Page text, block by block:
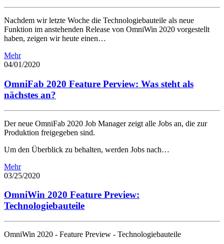
Nachdem wir letzte Woche die Technologiebauteile als neue
Funktion im anstehenden Release von OmniWin 2020 vorgestellt
haben, zeigen wir heute einen…
Mehr
04/01/2020
OmniFab 2020 Feature Perview: Was steht als
nächstes an?
Der neue OmniFab 2020 Job Manager zeigt alle Jobs an, die zur
Produktion freigegeben sind.
Um den Überblick zu behalten, werden Jobs nach…
Mehr
03/25/2020
OmniWin 2020 Feature Preview:
Technologiebauteile
OmniWin 2020 - Feature Preview - Technologiebauteile